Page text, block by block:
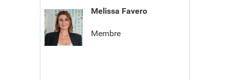
Melissa Favero
Membre